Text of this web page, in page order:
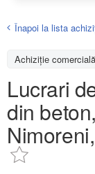
Înapoi la lista
Achizițiе comercială
Lucrari
din